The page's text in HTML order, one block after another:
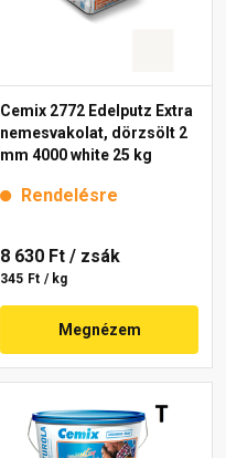
Cemix 2772 Edelputz Extra
nemesvakolat, dörzsölt 2
mm 4000 white 25 kg
Rendelésre
8 630 Ft / zsák
345 Ft / kg
Megnézem